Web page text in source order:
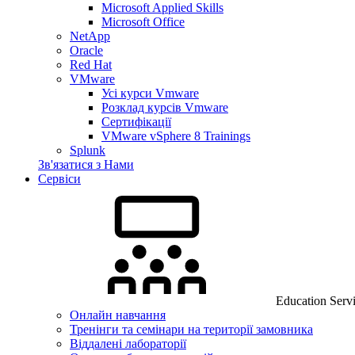
Microsoft Applied Skills
Microsoft Office
NetApp
Oracle
Red Hat
VMware
Усі курси Vmware
Розклад курсів Vmware
Сертифікації
VMware vSphere 8 Trainings
Splunk
Зв'язатися з Нами
Сервіси
Education
Онлайн навчання
Тренінги та семінари на території замовника
Віддалені лабораторії